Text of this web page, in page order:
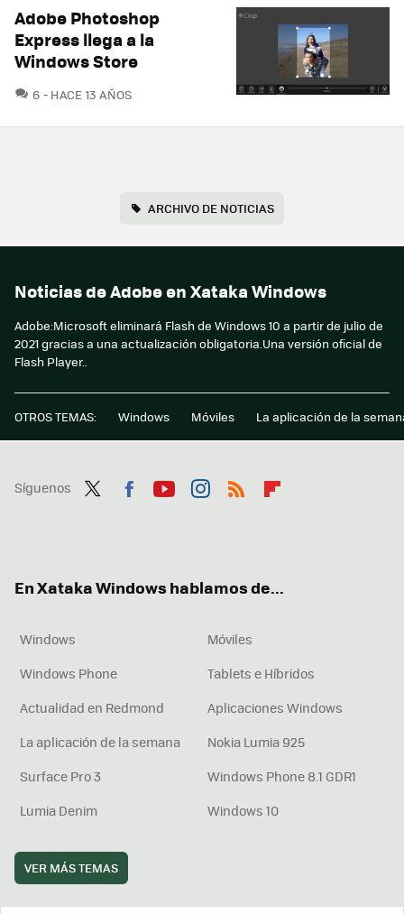
Adobe Photoshop
Express llega a la
Windows Store
6 COMENTARIOS
HACE 13 AÑOS
ARCHIVO DE NOTICIAS
Noticias de Adobe en Xataka Windows
Adobe:Microsoft eliminará Flash de Windows 10 a partir de julio de
2021 gracias a una actualización obligatoria.Una versión oficial de
Flash Player..
OTROS TEMAS: Windows Móviles La aplicación de la
Síguenos
En Xataka Windows hablamos de...
Windows
Móviles
Windows Phone
Tablets e Híbridos
Actualidad en Redmond
Aplicaciones Windows
La aplicación de la semana
Nokia Lumia 925
Surface Pro 3
Windows Phone 8.1 GDR1
Lumia Denim
Windows 10
VER MÁS TEMAS